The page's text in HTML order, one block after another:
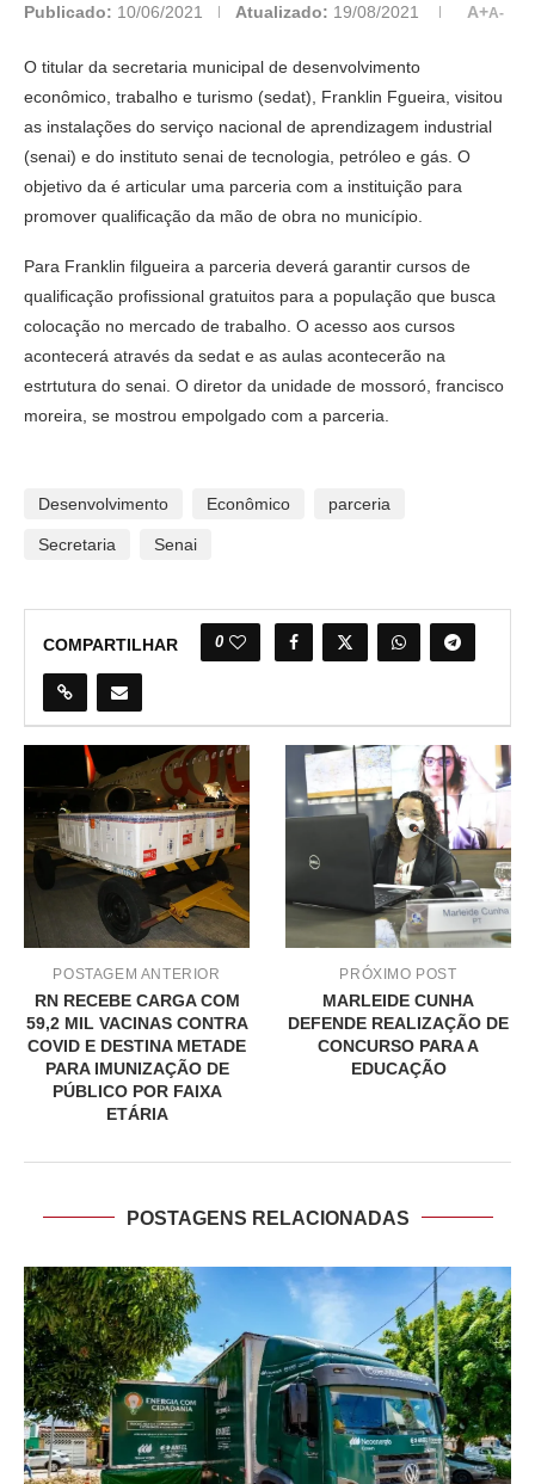
Publicado: 10/06/2021 Atualizado: 19/08/2021 A+A-
O titular da secretaria municipal de desenvolvimento
econômico, trabalho e turismo (sedat), Franklin Fgueira, visitou
as instalações do serviço nacional de aprendizagem industrial
(senai) e do instituto senai de tecnologia, petróleo e gás. O
objetivo da é articular uma parceria com a instituição para
promover qualificação da mão de obra no município.
Para Franklin filgueira a parceria deverá garantir cursos de
qualificação profissional gratuitos para a população que busca
colocação no mercado de trabalho. O acesso aos cursos
acontecerá através da sedat e as aulas acontecerão na
estrtutura do senai. O diretor da unidade de mossoró, francisco
moreira, se mostrou empolgado com a parceria.
Desenvolvimento Econômico parceria
Secretaria Senai
COMPARTILHAR 0
POSTAGEM ANTERIOR
RN RECEBE CARGA COM
59,2 MIL VACINAS CONTRA
COVID E DESTINA METADE
PARA IMUNIZAÇÃO DE
PÚBLICO POR FAIXA
ETÁRIA
PRÓXIMO POST
MARLEIDE CUNHA
DEFENDE REALIZAÇÃO DE
CONCURSO PARA A
EDUCAÇÃO
POSTAGENS RELACIONADAS